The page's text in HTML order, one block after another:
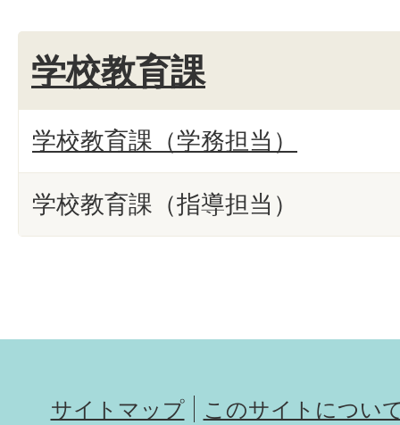
学校教育課
学校教育課（学務担当）
学校教育課（指導担当）
サイトマップ このサイトについ